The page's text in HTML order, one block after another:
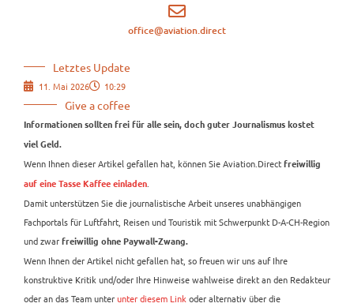
office@aviation.direct
Letztes Update
11. Mai 2026 10:29
Give a coffee
Informationen sollten frei für alle sein, doch guter Journalismus kostet
viel Geld.
Wenn Ihnen dieser Artikel gefallen hat, können Sie Aviation.Direct freiwillig
auf eine Tasse Kaffee einladen
Damit unterstützen Sie die journalistische Arbeit unseres unabhängigen
Fachportals für Luftfahrt, Reisen und Touristik mit Schwerpunkt D-A-CH-Region
und zwar freiwillig ohne Paywall-Zwang.
Wenn Ihnen der Artikel nicht gefallen hat, so freuen wir uns auf Ihre
konstruktive Kritik und/oder Ihre Hinweise wahlweise direkt an den Redakteur
oder an das Team unterunter diesem Link oder alternativ über die